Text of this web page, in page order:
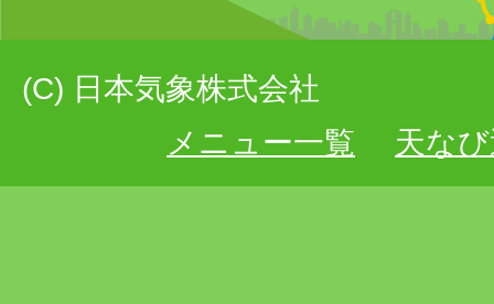
(C) 日本気象株式会社
メニュー一覧
天な